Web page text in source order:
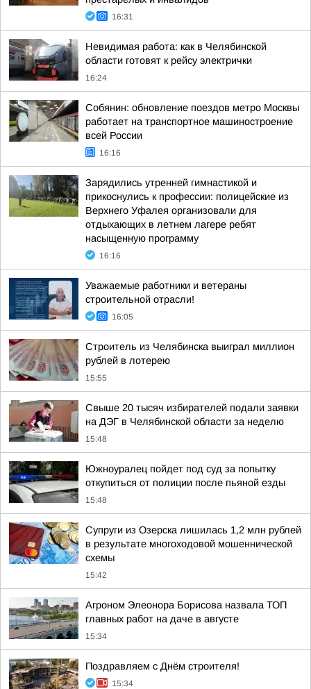
16:31
Невидимая работа: как в Челябинской
области готовят к рейсу электрички
16:24
Собянин: обновление поездов метро Москвы
работает на транспортное машиностроение
всей России
16:16
Зарядились утренней гимнастикой и
прикоснулись к профессии: полицейские из
Верхнего Уфалея организовали для
отдыхающих в летнем лагере ребят
насыщенную программу
16:16
Уважаемые работники и ветераны
строительной отрасли!
16:05
Строитель из Челябинска выиграл миллион
рублей в лотерею
15:55
Свыше 20 тысяч избирателей подали заявки
на ДЭГ в Челябинской области за неделю
15:48
Южноуралец пойдет под суд за попытку
откупиться от полиции после пьяной езды
15:48
Супруги из Озерска лишилась 1,2 млн рублей
в результате многоходовой мошеннической
схемы
15:42
Агроном Элеонора Борисова назвала ТОП
главных работ на даче в августе
15:34
Поздравляем с Днём строителя!
15:34